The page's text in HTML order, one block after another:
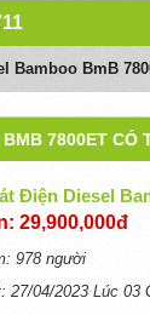
Bamboo BmB
7800ET CÓ
Điện Diesel
29,900,000đ
978 người
27/04/2023 Lúc 03